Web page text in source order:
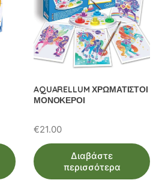
AQUARELLUM ΧΡΩΜΑΤΙΣΤΟΙ
ΜΟΝΟΚΕΡΟΙ
€21.00
Διαβάστε
περισσότερα